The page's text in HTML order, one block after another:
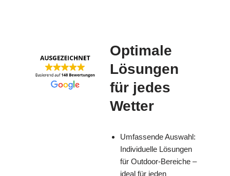
Optimale
Lösungen
für jedes
Wetter
Umfassende Auswahl:
Individuelle Lösungen
für Outdoor-Bereiche –
ideal für jeden